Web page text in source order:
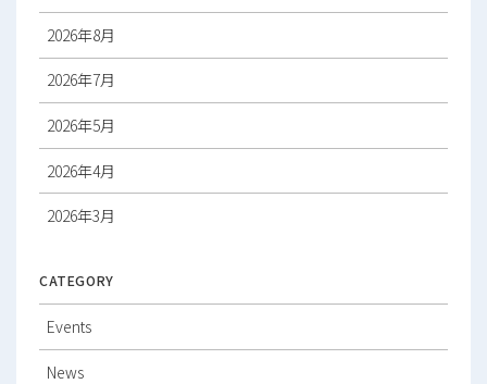
2026年8月
2026年7月
2026年5月
2026年4月
2026年3月
2026年1月
2025年12月
CATEGORY
Events
News